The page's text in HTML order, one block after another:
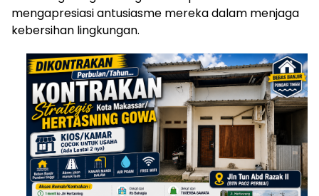
mengapresiasi antusiasme mereka dalam menjaga
kebersihan lingkungan.